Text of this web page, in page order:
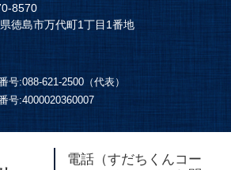
8570
徳島市万代町1丁目1番地
号:088-621-2500（代表）
号:4000020360007
電話（すだちくんコー